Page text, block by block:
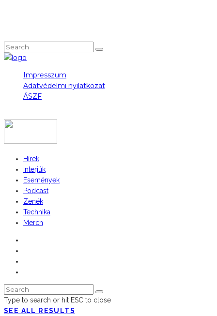
Impresszum
Adatvédelmi nyilatkozat
ÁSZF
Hírek
Interjúk
Események
Podcast
Zenék
Technika
Merch
Type to search or hit ESC to close
SEE ALL RESULTS